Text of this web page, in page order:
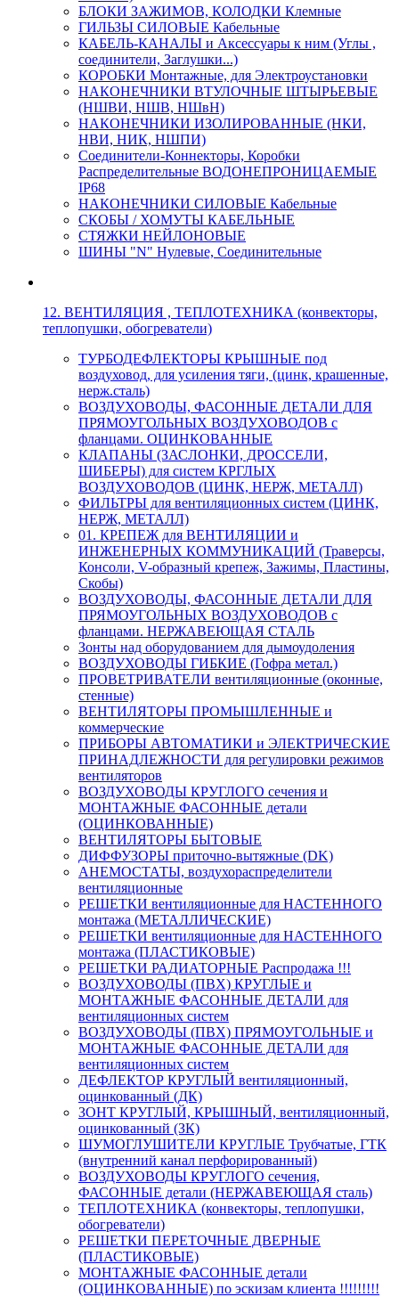
БЛОКИ ЗАЖИМОВ, КОЛОДКИ Клемные
ГИЛЬЗЫ СИЛОВЫЕ Кабельные
КАБЕЛЬ-КАНАЛЫ и Аксессуары к ним (Углы ,
соединители, Заглушки...)
КОРОБКИ Монтажные, для Электроустановки
НАКОНЕЧНИКИ ВТУЛОЧНЫЕ ШТЫРЬЕВЫЕ
(НШВИ, НШВ, НШвН)
НАКОНЕЧНИКИ ИЗОЛИРОВАННЫЕ (НКИ,
НВИ, НИК, НШПИ)
Соединители-Коннекторы, Коробки
Распределительные ВОДОНЕПРОНИЦАЕМЫЕ
IP68
НАКОНЕЧНИКИ СИЛОВЫЕ Кабельные
СКОБЫ / ХОМУТЫ КАБЕЛЬНЫЕ
СТЯЖКИ НЕЙЛОНОВЫЕ
ШИНЫ "N" Нулевые, Соединительные
12. ВЕНТИЛЯЦИЯ , ТЕПЛОТЕХНИКА (конвекторы,
теплопушки, обогреватели)
ТУРБОДЕФЛЕКТОРЫ КРЫШНЫЕ под
воздуховод, для усиления тяги, (цинк, крашенные,
нерж.сталь)
ВОЗДУХОВОДЫ, ФАСОННЫЕ ДЕТАЛИ ДЛЯ
ПРЯМОУГОЛЬНЫХ ВОЗДУХОВОДОВ с
фланцами. ОЦИНКОВАННЫЕ
КЛАПАНЫ (ЗАСЛОНКИ, ДРОССЕЛИ,
ШИБЕРЫ) для систем КРГЛЫХ
ВОЗДУХОВОДОВ (ЦИНК, НЕРЖ, МЕТАЛЛ)
ФИЛЬТРЫ для вентиляционных систем (ЦИНК,
НЕРЖ, МЕТАЛЛ)
01. КРЕПЕЖ для ВЕНТИЛЯЦИИ и
ИНЖЕНЕРНЫХ КОММУНИКАЦИЙ (Траверсы,
Консоли, V-образный крепеж, Зажимы, Пластины,
Скобы)
ВОЗДУХОВОДЫ, ФАСОННЫЕ ДЕТАЛИ ДЛЯ
ПРЯМОУГОЛЬНЫХ ВОЗДУХОВОДОВ с
фланцами. НЕРЖАВЕЮЩАЯ СТАЛЬ
Зонты над оборудованием для дымоудоления
ВОЗДУХОВОДЫ ГИБКИЕ (Гофра метал.)
ПРОВЕТРИВАТЕЛИ вентиляционные (оконные,
стенные)
ВЕНТИЛЯТОРЫ ПРОМЫШЛЕННЫЕ и
коммерческие
ПРИБОРЫ АВТОМАТИКИ и ЭЛЕКТРИЧЕСКИЕ
ПРИНАДЛЕЖНОСТИ для регулировки режимов
вентиляторов
ВОЗДУХОВОДЫ КРУГЛОГО сечения и
МОНТАЖНЫЕ ФАСОННЫЕ детали
(ОЦИНКОВАННЫЕ)
ВЕНТИЛЯТОРЫ БЫТОВЫЕ
ДИФФУЗОРЫ приточно-вытяжные (DK)
АНЕМОСТАТЫ, воздухораспределители
вентиляционные
РЕШЕТКИ вентиляционные для НАСТЕННОГО
монтажа (МЕТАЛЛИЧЕСКИЕ)
РЕШЕТКИ вентиляционные для НАСТЕННОГО
монтажа (ПЛАСТИКОВЫЕ)
РЕШЕТКИ РАДИАТОРНЫЕ Распродажа !!!
ВОЗДУХОВОДЫ (ПВХ) КРУГЛЫЕ и
МОНТАЖНЫЕ ФАСОННЫЕ ДЕТАЛИ для
вентиляционных систем
ВОЗДУХОВОДЫ (ПВХ) ПРЯМОУГОЛЬНЫЕ и
МОНТАЖНЫЕ ФАСОННЫЕ ДЕТАЛИ для
вентиляционных систем
ДЕФЛЕКТОР КРУГЛЫЙ вентиляционный,
оцинкованный (ДК)
ЗОНТ КРУГЛЫЙ, КРЫШНЫЙ, вентиляционный,
оцинкованный (ЗК)
ШУМОГЛУШИТЕЛИ КРУГЛЫЕ Трубчатые, ГТК
(внутренний канал перфорированный)
ВОЗДУХОВОДЫ КРУГЛОГО сечения,
ФАСОННЫЕ детали (НЕРЖАВЕЮЩАЯ сталь)
ТЕПЛОТЕХНИКА (конвекторы, теплопушки,
обогреватели)
РЕШЕТКИ ПЕРЕТОЧНЫЕ ДВЕРНЫЕ
(ПЛАСТИКОВЫЕ)
МОНТАЖНЫЕ ФАСОННЫЕ детали
(ОЦИНКОВАННЫЕ) по эскизам клиента !!!!!!!!!